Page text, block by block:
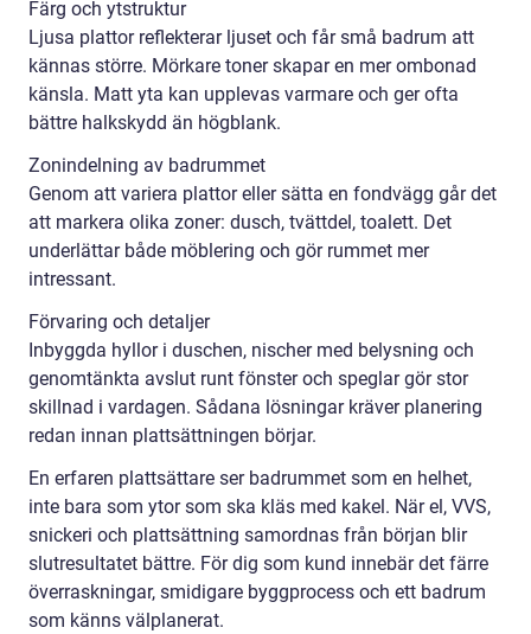
Färg och ytstruktur
Ljusa plattor reflekterar ljuset och får små badrum att
kännas större. Mörkare toner skapar en mer ombonad
känsla. Matt yta kan upplevas varmare och ger ofta
bättre halkskydd än högblank.
Zonindelning av badrummet
Genom att variera plattor eller sätta en fondvägg går det
att markera olika zoner: dusch, tvättdel, toalett. Det
underlättar både möblering och gör rummet mer
intressant.
Förvaring och detaljer
Inbyggda hyllor i duschen, nischer med belysning och
genomtänkta avslut runt fönster och speglar gör stor
skillnad i vardagen. Sådana lösningar kräver planering
redan innan plattsättningen börjar.
En erfaren plattsättare ser badrummet som en helhet,
inte bara som ytor som ska kläs med kakel. När el, VVS,
snickeri och plattsättning samordnas från början blir
slutresultatet bättre. För dig som kund innebär det färre
överraskningar, smidigare byggprocess och ett badrum
som känns välplanerat.